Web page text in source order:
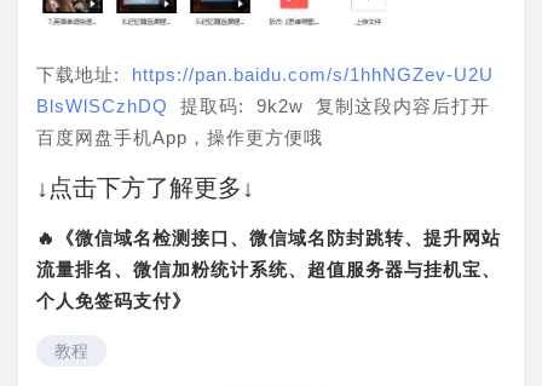
下载地址: https://pan.baidu.com/s/1hhNGZev-U2U
BlsWlSCzhDQ
提取码: 9k2w 复制这段内容后打开
百度网盘手机App，操作更方便哦
↓点击下方了解更多↓
🔥《微信域名检测接口、微信域名防封跳转、提升网站
流量排名、微信加粉统计系统、超值服务器与挂机宝、
个人免签码支付》
教程